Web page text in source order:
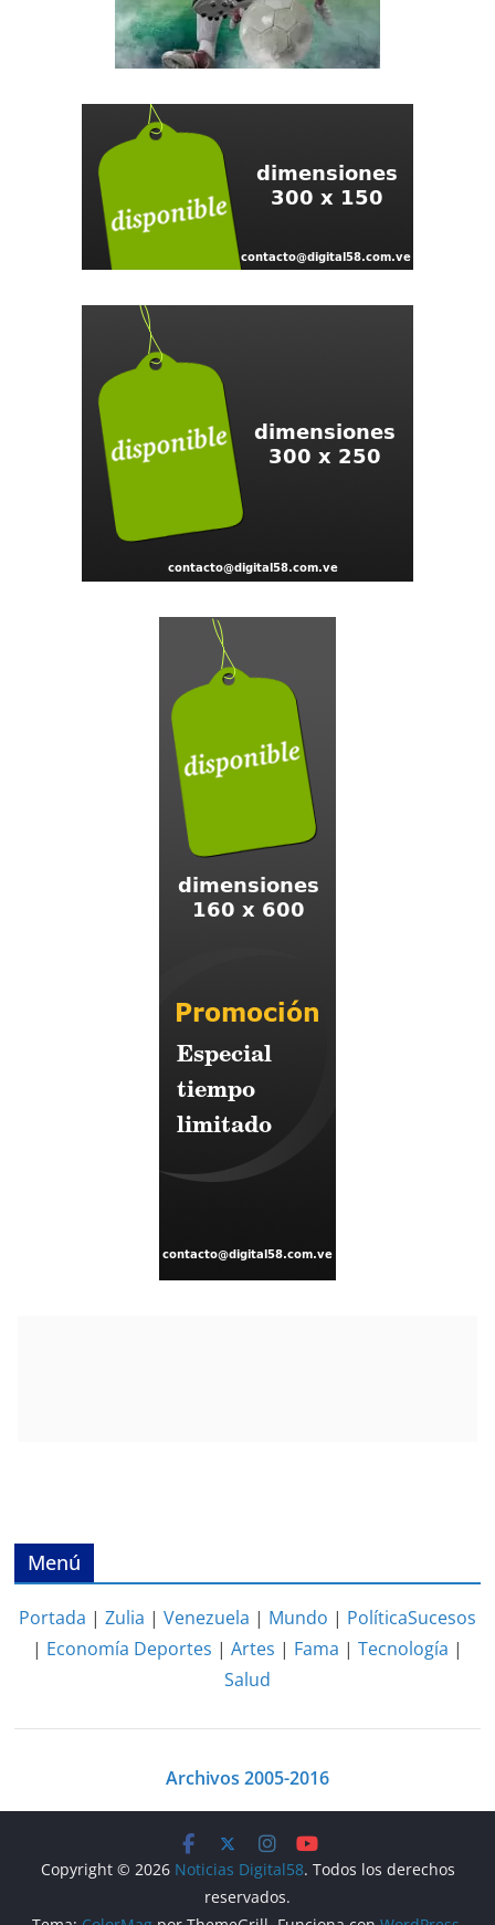
Menú
Portada | Zulia | Venezuela | Mundo | PolíticaSucesos
| Economía Deportes | Artes | Fama | Tecnología |
Salud
Archivos 2005-2016
Copyright © 2026 Noticias Digital58. Todos los derechos
reservados.